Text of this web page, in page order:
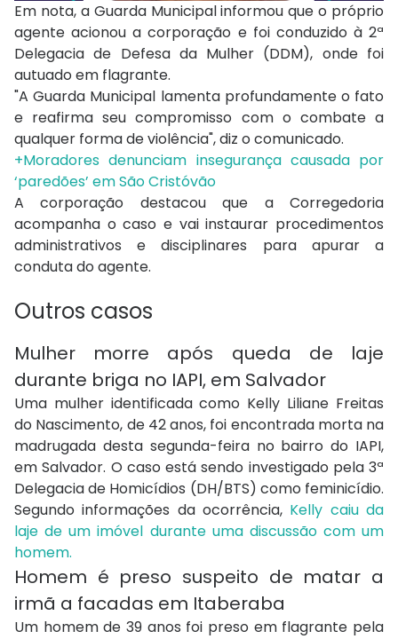
Em nota, a Guarda Municipal informou que o próprio
agente acionou a corporação e foi conduzido à 2ª
Delegacia de Defesa da Mulher (DDM), onde foi
autuado em flagrante.
"A Guarda Municipal lamenta profundamente o fato
e reafirma seu compromisso com o combate a
qualquer forma de violência", diz o comunicado.
+Moradores denunciam insegurança causada por
‘paredões’ em São Cristóvão
A corporação destacou que a Corregedoria
acompanha o caso e vai instaurar procedimentos
administrativos e disciplinares para apurar a
conduta do agente.
Outros casos
Mulher morre após queda de laje
durante briga no IAPI, em Salvador
Uma mulher identificada como Kelly Liliane Freitas
do Nascimento, de 42 anos, foi encontrada morta na
madrugada desta segunda-feira no bairro do IAPI,
em Salvador. O caso está sendo investigado pela 3ª
Delegacia de Homicídios (DH/BTS) como feminicídio.
Segundo informações da ocorrência, Kelly caiu da
laje de um imóvel durante uma discussão com um
homem.
Homem é preso suspeito de matar a
irmã a facadas em Itaberaba
Um homem de 39 anos foi preso em flagrante pela